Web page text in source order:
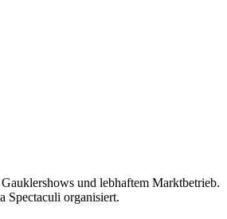
und lebhaftem Marktbetrieb.
Spectaculi organisiert.